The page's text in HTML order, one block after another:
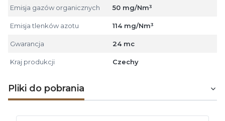
Emisja gazów organicznych 50 mg/Nm³
Emisja tlenków azotu 114 mg/Nm³
Gwarancja 24 mc
Kraj produkcji Czechy
Pliki do pobrania